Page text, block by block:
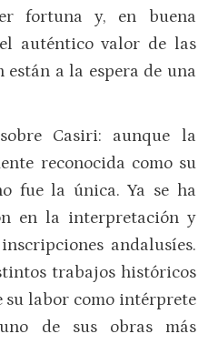
fortuna y, en buena
auténtico valor de las
están a la espera de una
Casiri: aunque la
reconocida como su
fue la única. Ya se ha
en la interpretación y
andalusíes.
trabajos históricos
su labor como intérprete
de sus obras más